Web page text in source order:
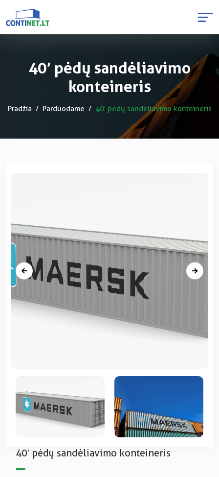
40′ pėdų sandėliavimo
konteineris
Pradžia Parduodame 40′ pėdų sandėliavimo konteineris
40′ pėdų sandėliavimo konteineris